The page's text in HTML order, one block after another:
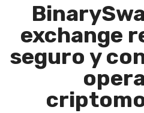
exchange
seguro y